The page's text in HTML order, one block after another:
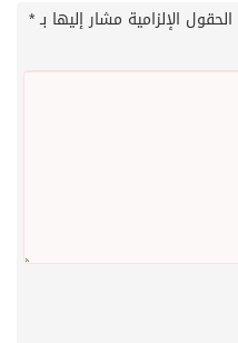
الحقول الإلزامية مشار إليها بـ*